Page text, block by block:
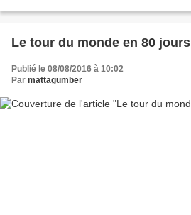
Le tour du monde en 80 jours
Publié le 08/08/2016 à 10:02
Par mattagumber